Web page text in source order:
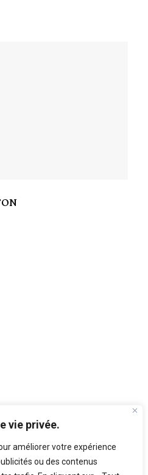
vie privée.
améliorer votre expérience
ou des contenus